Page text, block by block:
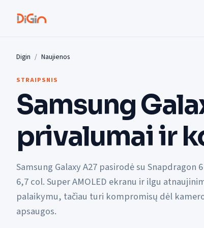
Digin Naujienos
STRAIPSNIS
Samsung
privalumai ir
Samsung Galaxy A27 pasirodė su Snapdragon
6,7 col. Super AMOLED ekranu ir ilgu
palaikymu, tačiau turi kompromisų dėl
apsaugos.